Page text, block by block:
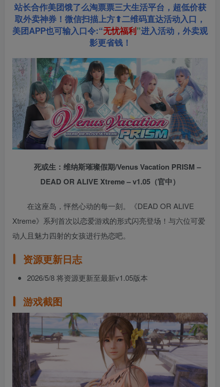
站长合作美团饿了么淘票票三大生活平台，超低价获
取外卖神券！微信扫描上方⬆二维码直达活动入口，
美团APP也可输入口令:“无忧福利”进入活动，外卖观
影更省钱！
死或生：维纳斯璀璨假期/Venus Vacation PRISM –
DEAD OR ALIVE Xtreme – v1.05（官中）
在这座岛，怦然心动的每一刻。《DEAD OR ALIVE
Xtreme》系列首次以恋爱游戏的形式闪亮登场！与六位可爱
动人且魅力四射的女孩进行热恋吧。
资源更新日志
2026/5/8 将资源更新至最新v1.05版本
游戏截图